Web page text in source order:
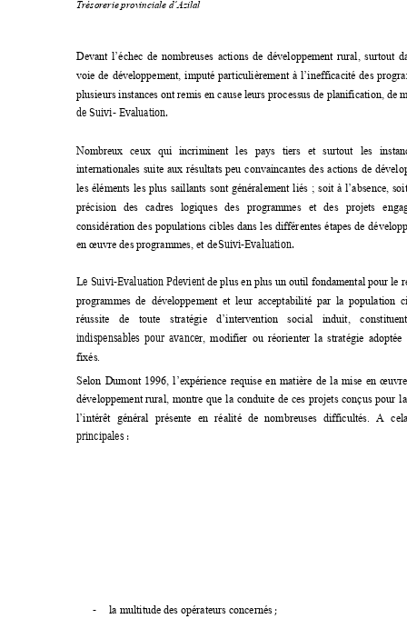
Trésorerie provinciale d’Azilal
Devant l’échec de nombreuses actions de développement rural, surtout
voie de développement, imputé particulièrement à l’inefficacité des
plusieurs instances ont remis en cause leurs processus de planification, de
de Suivi- Evaluation.
Nombreux ceux qui incriminent les pays tiers et surtout les
internationales suite aux résultats peu convaincantes des actions de
les éléments les plus saillants sont généralement liés ; soit à l’absence, soi
précision
des cadres logiques des programmes et des projets
considération des populations cibles dans les différentes étapes de
en œuvre des programmes, et deSuivi-Evaluation.
Le Suivi-Evaluation Pdevient de plus en plus un outil fondamental pour le
programmes de  développement et leur  acceptabilité  par la population
réussite
de toute stratégie d’intervention social induit,
indispensables pour avancer, modifier ou réorienter la stratégie adoptée
fixés.
Selon Dumont 1996, l’expérience requise en matière de la mise en
développement rural, montre que la conduite de ces projets conçus pour
l’intérêt
général présente en réalité de nombreuses difficultés. A
principales :
- la multitude des opérateurs concernés ;